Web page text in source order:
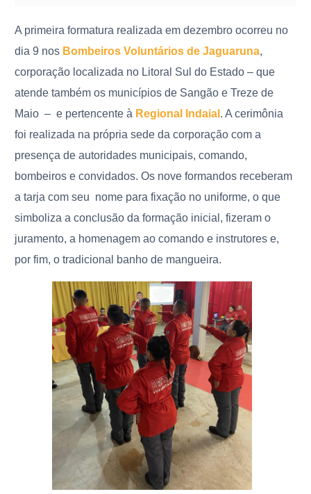
A primeira formatura realizada em dezembro ocorreu no
dia 9 nos Bombeiros Voluntários de Jaguaruna,
corporação localizada no Litoral Sul do Estado – que
atende também os municípios de Sangão e Treze de
Maio– e pertencente à Regional Indaial . A cerimônia
foi realizada na própria sede da corporação com a
presença de autoridades municipais, comando,
bombeiros e convidados. Os nove formandos receberam
a tarja com seu nome para fixação no uniforme, o que
simboliza a conclusão da formação inicial, fizeram o
juramento, a homenagem ao comando e instrutores e,
por fim, o tradicional banho de mangueira.